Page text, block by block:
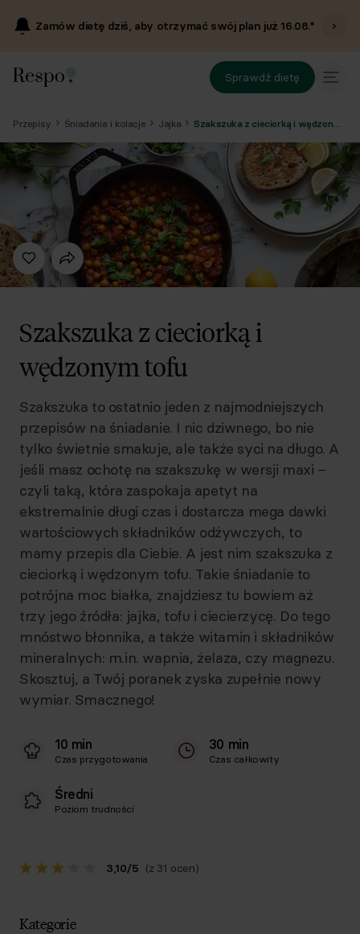
Zamów dietę dziś, aby otrzymać swój plan już16.08.*
Sprawdź dietę
Przepisy Śniadania i kolacje Jajka
Szakszuka z cieciorką i
wędzonym tofu
Szakszuka to ostatnio jeden z najmodniejszych
przepisów na śniadanie. I nic dziwnego, bo nie
tylko świetnie smakuje, ale także syci na długo. A
jeśli masz ochotę na szakszukę w wersji maxi –
czyli taką, która zaspokaja apetyt na
ekstremalnie długi czas i dostarcza mega dawki
wartościowych składników odżywczych, to
mamy przepis dla Ciebie. A jest nim szakszuka z
cieciorką i wędzonym tofu. Takie śniadanie to
potrójna moc białka, znajdziesz tu bowiem aż
trzy jego źródła: jajka, tofu i ciecierzycę. Do tego
mnóstwo błonnika, a także witamin i składników
mineralnych: m.in. wapnia, żelaza, czy magnezu.
Skosztuj, a Twój poranek zyska zupełnie nowy
wymiar. Smacznego!
10 min
Czas przygotowania
30 min
Czas całkowity
Średni
Poziom trudności
3,10/5 (z 31 ocen)
Kategorie